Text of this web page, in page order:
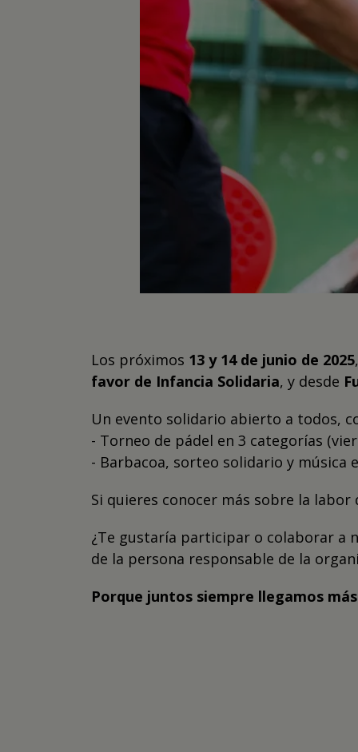
Los próximos 13 y 14 de junio de 2025
favor de Infancia Solidaria, y desde
Un evento solidario abierto a todos,
- Torneo de pádel en 3 categorías
- Barbacoa, sorteo solidario y música
Si quieres conocer más sobre la labor
¿Te gustaría participar o colaborar a
de la persona responsable de la
Porque juntos siempre llegamos